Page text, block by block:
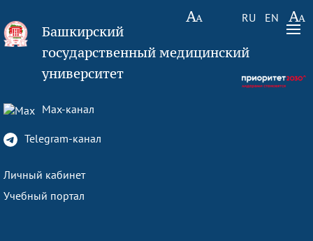
RU EN
Башкирский
государственный медицинский
университет
Max-канал
Telegram-канал
Личный кабинет
Учебный портал